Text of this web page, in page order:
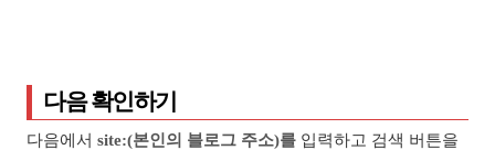
다음 확인하기
다음에서 site:(본인의 블로그 주소)를 입력하고 검색 버튼을